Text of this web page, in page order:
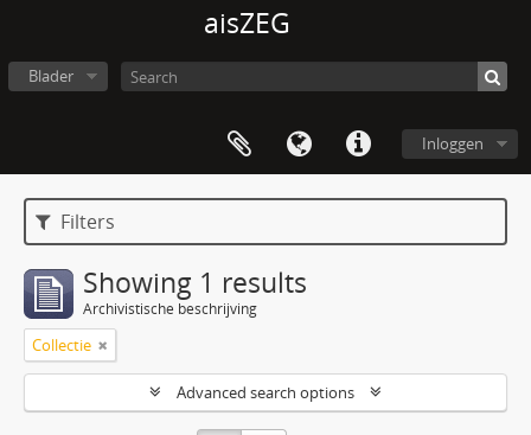
aisZEG
Blader
Inloggen
Filters
Showing 1 results
Archivistische beschrijving
Collectie
Advanced search options